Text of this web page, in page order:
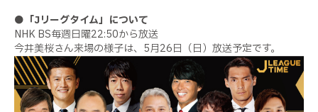
●「Jリーグタイム」について
NHK BS毎週日曜22:50から放送
今井美桜さん来場の様子は、5月26日（日）放送予定です。